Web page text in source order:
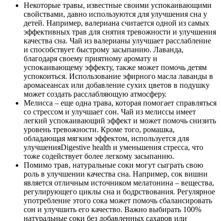
Некоторые травы, известные своими успокаивающими
свойствами, давно используются для улучшения сна у
детей. Например, валериана считается одной из самых
эффективных трав для снятия тревожности и улучшения
качества сна. Чай из валерианы улучшает расслабление
и способствует быстрому засыпанию. Лаванда,
благодаря своему приятному аромату и
успокаивающему эффекту, также может помочь детям
успокоиться. Использование эфирного масла лаванды в
аромасеансах или добавление сухих цветов в подушку
может создать расслабляющую атмосферу.
Мелисса – еще одна трава, которая помогает справляться
со стрессом и улучшает сон. Чай из мелиссы имеет
легкий успокаивающий эффект и может помочь снизить
уровень тревожности. Кроме того, ромашка,
обладающая мягким эффектом, используется для
улучшенияDigestive health и уменьшения стресса, что
тоже содействует более легкому засыпанию.
Помимо трав, натуральные соки могут сыграть свою
роль в улучшении качества сна. Например, сок вишни
является отличным источником мелатонина – вещества,
регулирующего циклы сна и бодрствования. Регулярное
употребление этого сока может помочь сбалансировать
сон и улучшить его качество. Важно выбирать 100%
натуральные соки без добавленных сахаров или